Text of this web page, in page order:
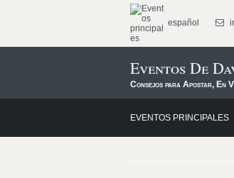
español
Eventos De
Consejos para Apostar, En
EVENTOS PRINCIPALES